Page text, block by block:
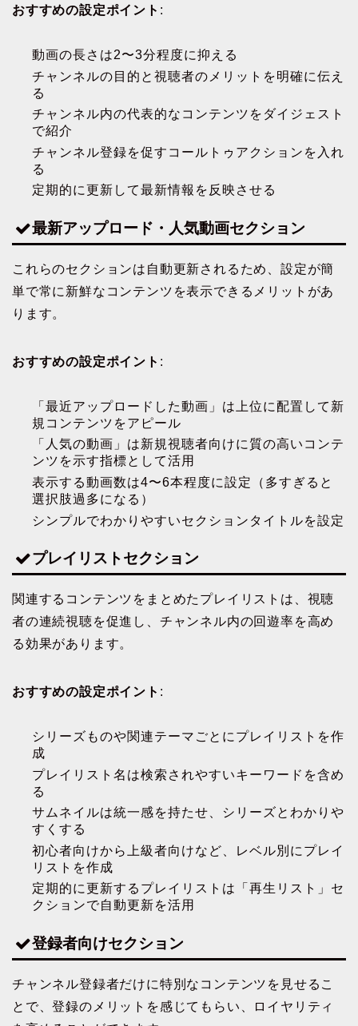
おすすめの設定ポイント :
動画の長さは2〜3分程度に抑える
チャンネルの目的と視聴者のメリットを明確に伝え
る
チャンネル内の代表的なコンテンツをダイジェスト
で紹介
チャンネル登録を促すコールトゥアクションを入れ
る
定期的に更新して最新情報を反映させる
最新アップロード・人気動画セクション
これらのセクションは自動更新されるため、設定が簡
単で常に新鮮なコンテンツを表示できるメリットがあ
ります。
おすすめの設定ポイント :
「最近アップロードした動画」は上位に配置して新
規コンテンツをアピール
「人気の動画」は新規視聴者向けに質の高いコンテ
ンツを示す指標として活用
表示する動画数は4〜6本程度に設定（多すぎると
選択肢過多になる）
シンプルでわかりやすいセクションタイトルを設定
プレイリストセクション
関連するコンテンツをまとめたプレイリストは、視聴
者の連続視聴を促進し、チャンネル内の回遊率を高め
る効果があります。
おすすめの設定ポイント :
シリーズものや関連テーマごとにプレイリストを作
成
プレイリスト名は検索されやすいキーワードを含め
る
サムネイルは統一感を持たせ、シリーズとわかりや
すくする
初心者向けから上級者向けなど、レベル別にプレイ
リストを作成
定期的に更新するプレイリストは「再生リスト」セ
クションで自動更新を活用
登録者向けセクション
チャンネル登録者だけに特別なコンテンツを見せるこ
とで、登録のメリットを感じてもらい、ロイヤリティ